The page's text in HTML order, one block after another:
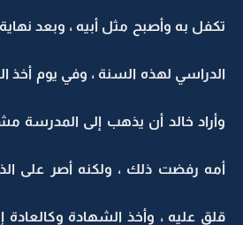
تكفل به وأصبح مثل أبيه ، وبعد
الدراسي لهذه السنة ، وفي يوم أخذ
وأراد خالد أن يذهب إلى المدرسة
أمه رفضت ذلك ، ولكنه أصر على
قلق عليه ، وأخذ الشهادة وكالعادة